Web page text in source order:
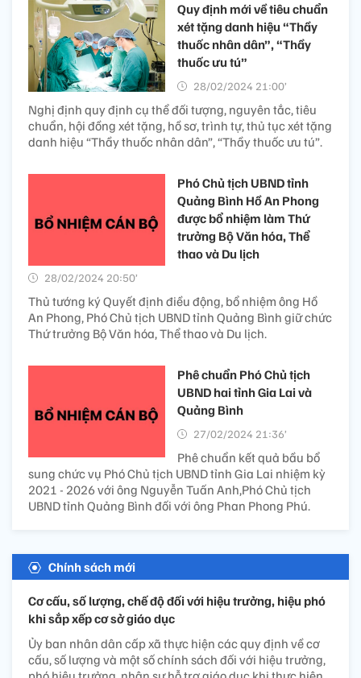
Quy định mới về tiêu chuẩn
xét tặng danh hiệu “Thầy
thuốc nhân dân”, “Thầy
thuốc ưu tú”
28/02/2024 21:00’
Nghị định quy định cụ thể đối tượng, nguyên tắc, tiêu
chuẩn, hội đồng xét tặng, hồ sơ, trình tự, thủ tục xét tặng
danh hiệu “Thầy thuốc nhân dân”, “Thầy thuốc ưu tú”.
Phó Chủ tịch UBND tỉnh
Quảng Bình Hồ An Phong
được bổ nhiệm làm Thứ
trưởng Bộ Văn hóa, Thể
thao và Du lịch
28/02/2024 20:50’
Thủ tướng ký Quyết định điều động, bổ nhiệm ông Hồ
An Phong, Phó Chủ tịch UBND tỉnh Quảng Bình giữ chức
Thứ trưởng Bộ Văn hóa, Thể thao và Du lịch.
Phê chuẩn Phó Chủ tịch
UBND hai tỉnh Gia Lai và
Quảng Bình
27/02/2024 21:36’
Phê chuẩn kết quả bầu bổ
sung chức vụ Phó Chủ tịch UBND tỉnh Gia Lai nhiệm kỳ
2021 - 2026 với ông Nguyễn Tuấn Anh,Phó Chủ tịch
UBND tỉnh Quảng Bình đối với ông Phan Phong Phú.
Chính sách mới
Cơ cấu, số lượng, chế độ đối với hiệu trưởng, hiệu phó
khi sắp xếp cơ sở giáo dục
Ủy ban nhân dân cấp xã thực hiện các quy định về cơ
cấu, số lượng và một số chính sách đối với hiệu trưởng,